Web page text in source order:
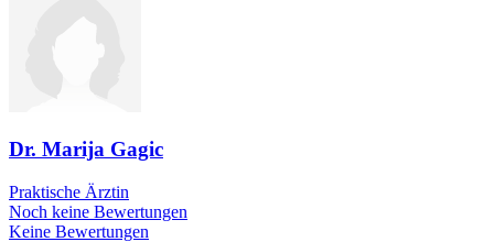
Dr. Marija Gagic
Praktische Ärztin
Noch keine Bewertungen
Keine Bewertungen